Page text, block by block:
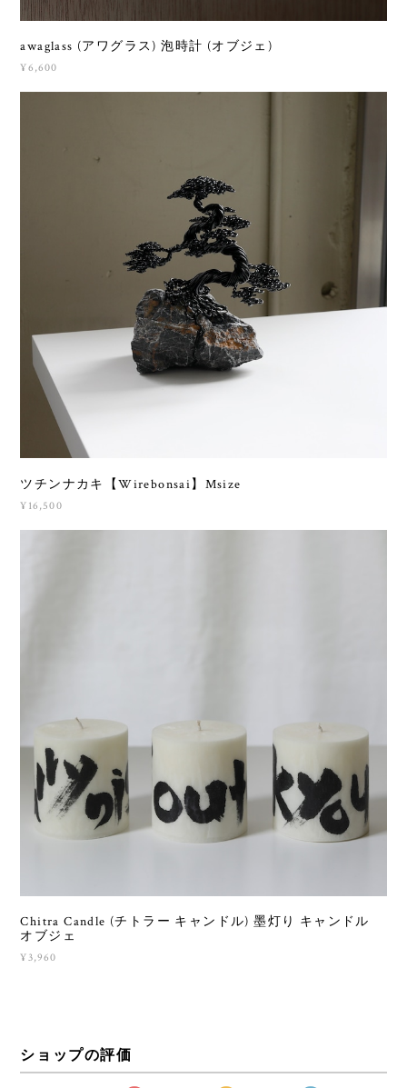
awaglass (アワグラス) 泡時計 (オブジェ)
¥6,600
ツチンナカキ【Wirebonsai】Msize
¥16,500
Chitra Candle (チトラー キャンドル) 墨灯り キャンドル
オブジェ
¥3,960
ショップの評価